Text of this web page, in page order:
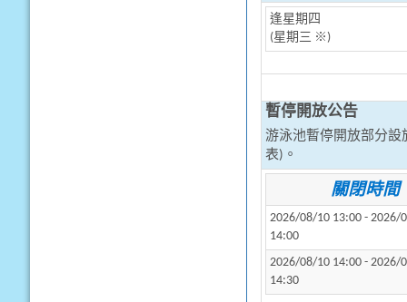
逢星期四
(星期三 ※)
暫停開放公告
游泳池暫停開放部分設
表)。
關閉時間
2026/08/10 13:00 - 2026/
14:00
2026/08/10 14:00 - 2026/
14:30